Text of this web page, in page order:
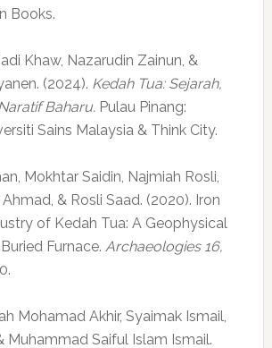
Books.
Khaw, Nazarudin Zainun, &
(2024). Kedah Tua: Sejarah,
Baharu.Pulau Pinang:
Sains Malaysia & Think City.
Mokhtar Saidin, Najmiah Rosli,
& Rosli Saad. (2020). Iron
of Kedah Tua: A Geophysical
Furnace. Archaeologies 16,
Mohamad Akhir, Syaimak Ismail,
Muhammad Saiful Islam Ismail.